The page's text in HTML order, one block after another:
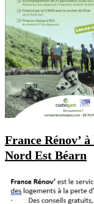
France Rénov’
Nord Est Béarn